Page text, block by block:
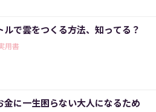
ルで雲をつくる方法、知ってる？
用書
金に一生困らない大人になるため